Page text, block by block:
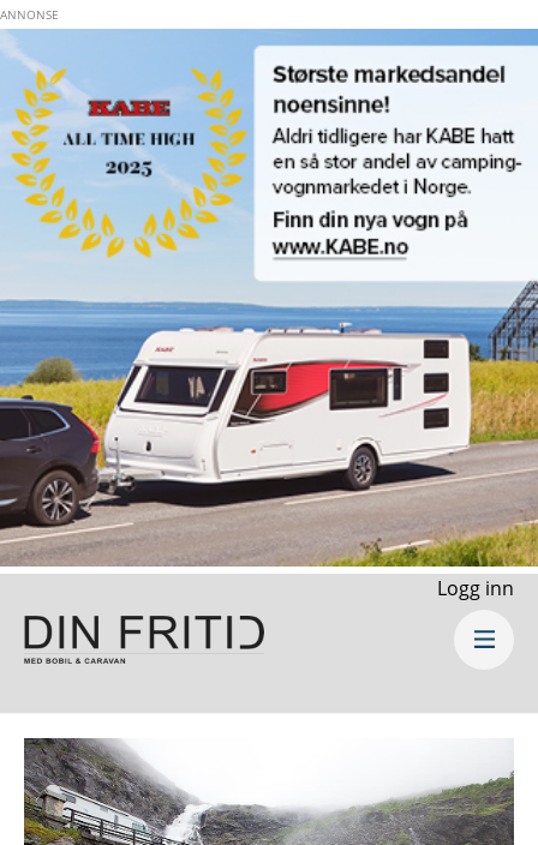
Logg inn